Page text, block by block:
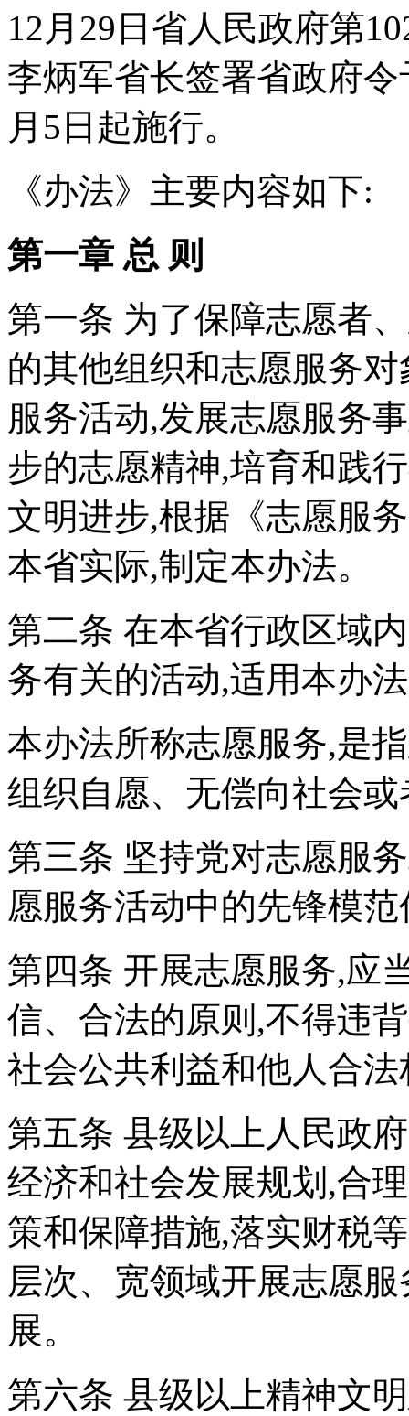
12月29日省人民政府第
李炳军省长签署省政府
月5日起施行。
《办法》主要内容如下:
第一章 总 则
第一条 为了保障志愿者
的其他组织和志愿服务
服务活动,发展志愿服务
步的志愿精神,培育和践
文明进步,根据《志愿服
本省实际,制定本办法。
第二条 在本省行政区域
务有关的活动,适用本办
本办法所称志愿服务,是
组织自愿、无偿向社会
第三条 坚持党对志愿服
愿服务活动中的先锋模
第四条 开展志愿服务,应
信、合法的原则,不得违
社会公共利益和他人合
第五条 县级以上人民政
经济和社会发展规划,合
策和保障措施,落实财税
层次、宽领域开展志愿
展。
第六条 县级以上精神文